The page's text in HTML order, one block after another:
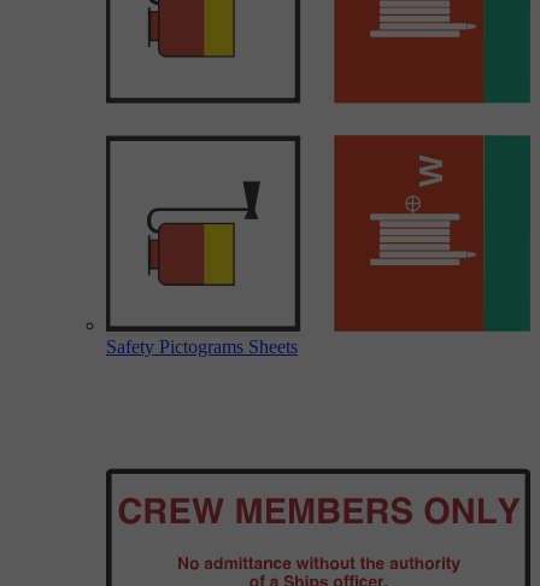
Safety Pictograms Sheets